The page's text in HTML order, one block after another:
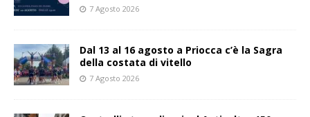
7 Agosto 2026
Dal 13 al 16 agosto a Priocca c’è la Sagra
della costata di vitello
7 Agosto 2026